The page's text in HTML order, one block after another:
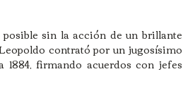
sin la acción de un brillante
contrató por un jugosísimo
firmando acuerdos con jefes